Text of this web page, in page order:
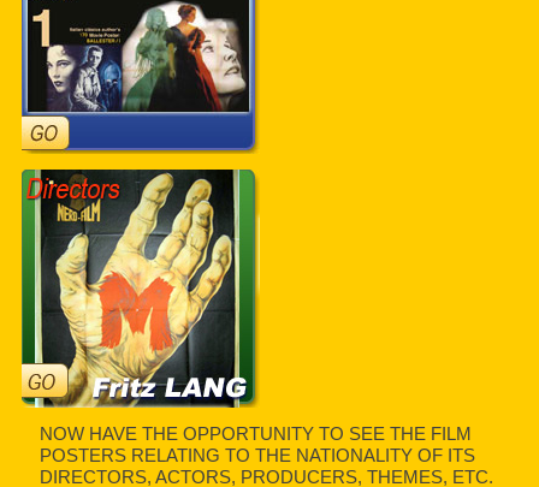
NOW HAVE THE OPPORTUNITY TO SEE THE FILM
POSTERS RELATING TO THE NATIONALITY OF ITS
DIRECTORS, ACTORS, PRODUCERS, THEMES, ETC.